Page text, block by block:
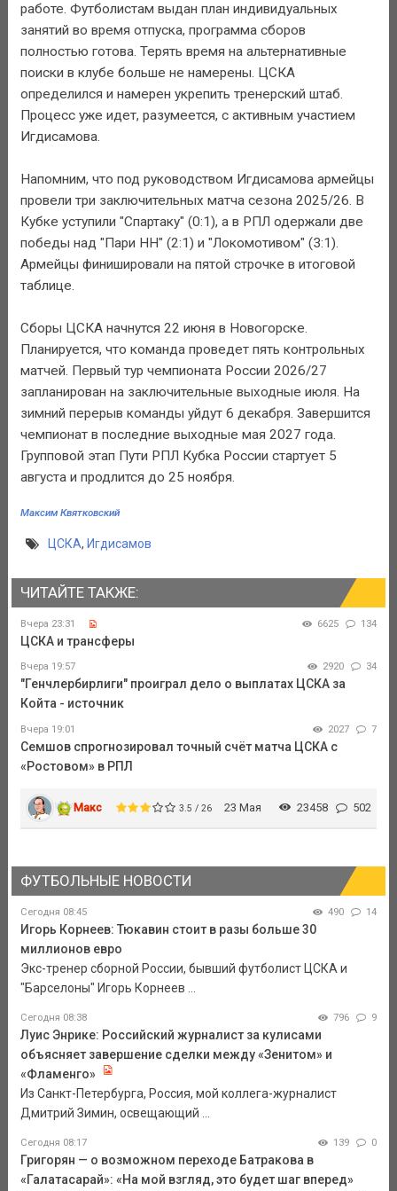
работе. Футболистам выдан план индивидуальных
занятий во время отпуска, программа сборов
полностью готова. Терять время на альтернативные
поиски в клубе больше не намерены. ЦСКА
определился и намерен укрепить тренерский штаб.
Процесс уже идет, разумеется, с активным участием
Игдисамова.
Напомним, что под руководством Игдисамова армейцы
провели три заключительных матча сезона 2025/26. В
Кубке уступили "Спартаку" (0:1), а в РПЛ одержали две
победы над "Пари НН" (2:1) и "Локомотивом" (3:1).
Армейцы финишировали на пятой строчке в итоговой
таблице.
Сборы ЦСКА начнутся 22 июня в Новогорске.
Планируется, что команда проведет пять контрольных
матчей. Первый тур чемпионата России 2026/27
запланирован на заключительные выходные июля. На
зимний перерыв команды уйдут 6 декабря. Завершится
чемпионат в последние выходные мая 2027 года.
Групповой этап Пути РПЛ Кубка России стартует 5
августа и продлится до 25 ноября.
Максим Квятковский
ЦСКА, Игдисамов
ЧИТАЙТЕ ТАКЖЕ:
Вчера 23:31 6625 134
ЦСКА и трансферы
Вчера 19:57 2920 34
"Генчлербирлиги" проиграл дело о выплатах ЦСКА за
Койта - источник
Вчера 19:01 2027 7
Семшов спрогнозировал точный счёт матча ЦСКА с
«Ростовом» в РПЛ
Макс 3.5 / 26 23 Мая 23458 502
ФУТБОЛЬНЫЕ НОВОСТИ
Сегодня 08:45 490 14
Игорь Корнеев: Тюкавин стоит в разы больше 30
миллионов евро
Экс-тренер сборной России, бывший футболист ЦСКА и
"Барселоны" Игорь Корнеев ...
Сегодня 08:38 796 9
Луис Энрике: Российский журналист за кулисами
объясняет завершение сделки между «Зенитом» и
«Фламенго»
Из Санкт-Петербурга, Россия, мой коллега-журналист
Дмитрий Зимин, освещающий ...
Сегодня 08:17 139 0
Григорян — о возможном переходе Батракова в
«Галатасарай»: «На мой взгляд, это будет шаг вперед»